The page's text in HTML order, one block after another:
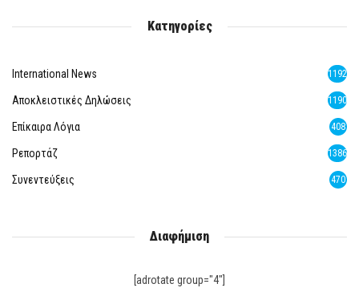
Κατηγορίες
International News 1192
Αποκλειστικές Δηλώσεις 1190
Επίκαιρα Λόγια 408
Ρεπορτάζ 1386
Συνεντεύξεις 470
Διαφήμιση
[adrotate group="4"]